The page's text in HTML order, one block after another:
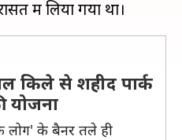
किले से शहीद पार्क
योजना
लोग' के बैनर तले ही